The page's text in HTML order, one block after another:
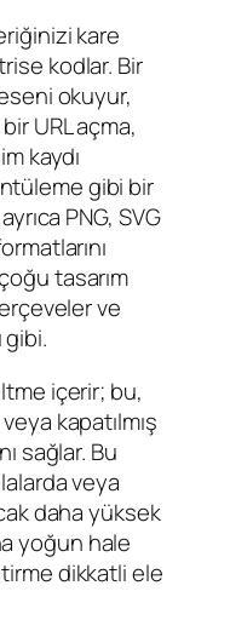
kare
kodlar. Bir
okuyur,
URL açma,
kaydı
gibi bir
PNG, SVG
tasarım
ve
gibi.
içerir; bu,
kapatılmış
sağlar. Bu
veya
daha yüksek
yoğun hale
dikkatli ele